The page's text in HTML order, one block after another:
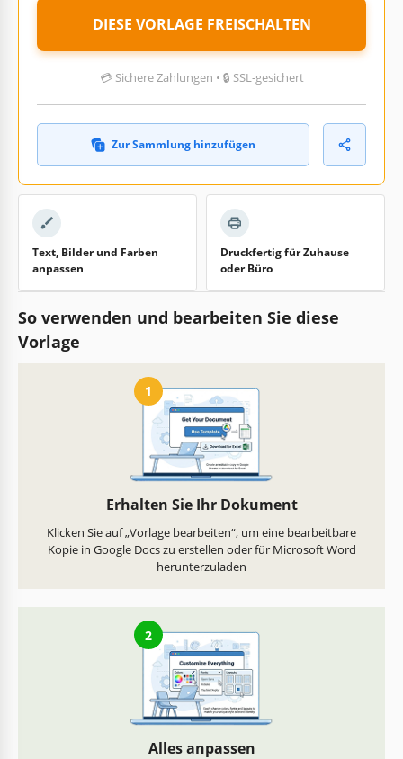
DIESE VORLAGE FREISCHALTEN
💳 Sichere Zahlungen • 🔒 SSL-gesichert
Zur Sammlung hinzufügen
Text, Bilder und Farben
anpassen
Druckfertig für Zuhause
oder Büro
So verwenden und bearbeiten Sie diese
Vorlage
1
Erhalten Sie Ihr Dokument
Klicken Sie auf „Vorlage bearbeiten“, um eine bearbeitbare
Kopie in Google Docs zu erstellen oder für Microsoft Word
herunterzuladen
2
Alles anpassen